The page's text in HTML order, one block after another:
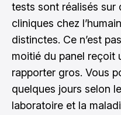
tests sont réalisés sur
cliniques chez
distinctes. Ce n’est
moitié du panel reçoit
rapporter gros. Vous
quelques jours selon
laboratoire et la